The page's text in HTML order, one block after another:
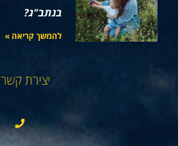
בנתב"ג?
להמשך קריאה »
יצירת קשר